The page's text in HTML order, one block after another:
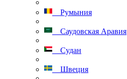
Румыния
Саудовская Аравия
Судан
Швеция